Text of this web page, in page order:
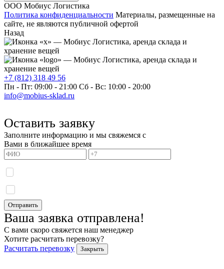
ООО Мобиус Логистика
Политика конфиденциальности Материалы, размещенные на
сайте, не являются публичной офертой
Назад
+7 (812) 318 49 56
Пн - Пт: 09:00 - 21:00 Сб - Вс: 10:00 - 20:00
info@mobius-sklad.ru
Оставить заявку
Заполните информацию и мы свяжемся с
Вами в ближайшее время
Отправить
Ваша заявка отправлена!
С вами скоро свяжется наш менеджер
Хотите расчитать перевозку?
Расчитать перевозку
Закрыть